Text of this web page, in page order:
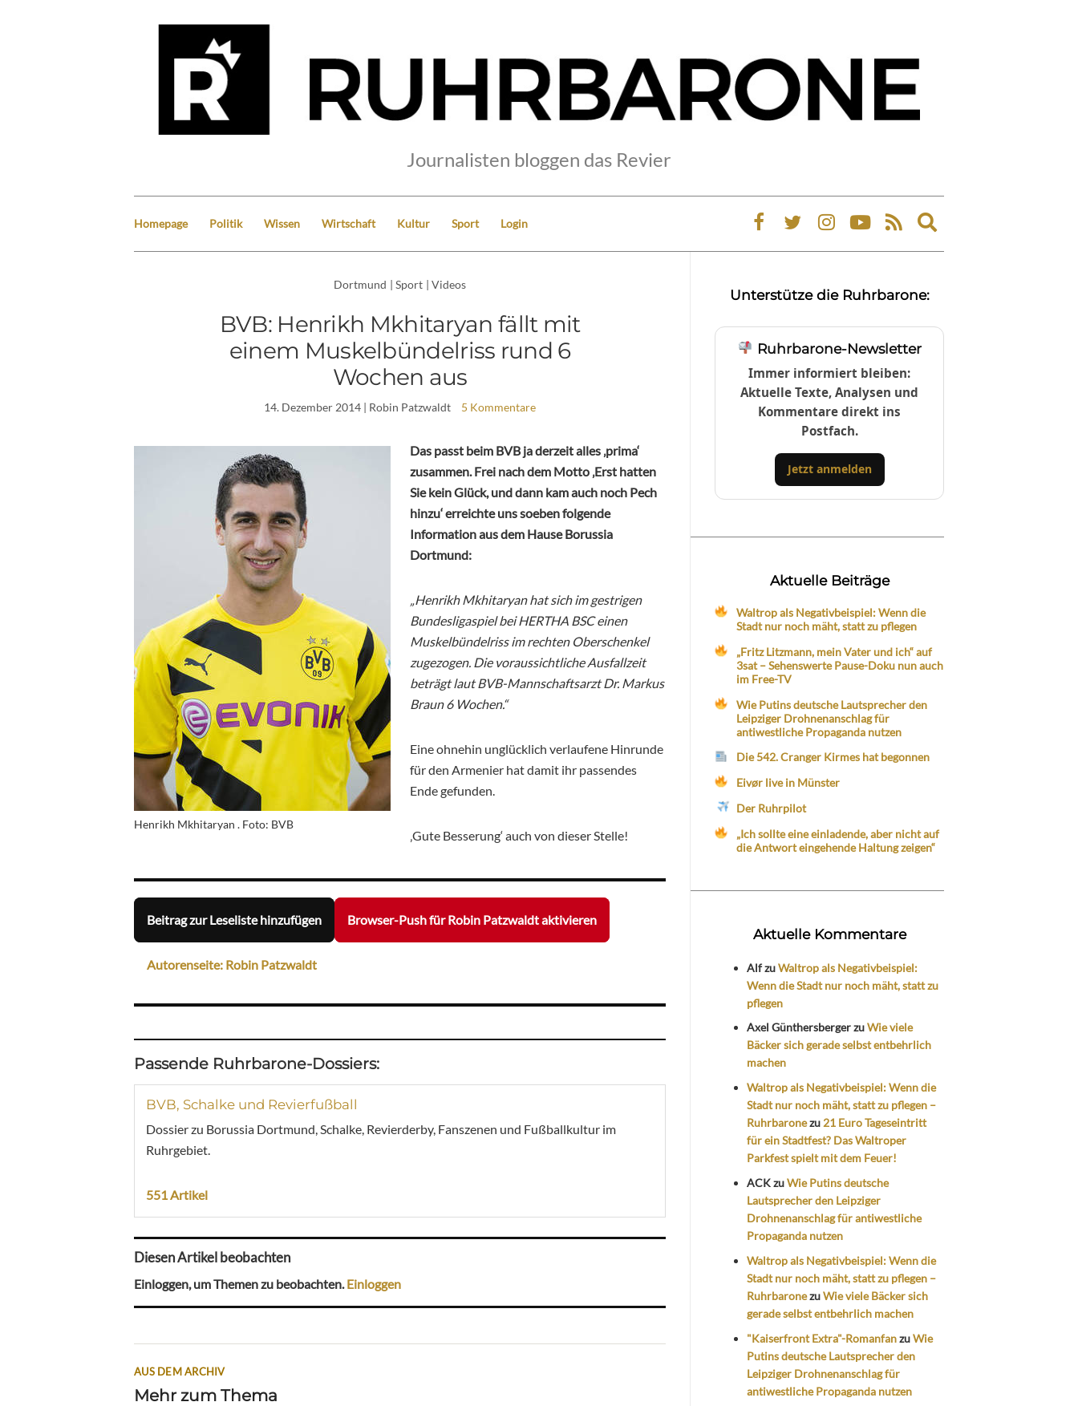
Journalisten bloggen das Revier
Homepage Politik Wissen Wirtschaft Kultur Sport Login
Expand
search
Dortmund | Sport | Videos
BVB: Henrikh Mkhitaryan fällt mit
einem Muskelbündelriss rund 6
Wochen aus
14. Dezember 2014 | Robin Patzwaldt 5 Kommentare
Henrikh Mkhitaryan . Foto: BVB
Das passt beim BVB ja derzeit alles ‚prima‘
zusammen. Frei nach dem Motto ‚Erst hatten
Sie kein Glück, und dann kam auch noch Pech
hinzu‘ erreichte uns soeben folgende
Information aus dem Hause Borussia
Dortmund:
„Henrikh Mkhitaryan hat sich im gestrigen
Bundesligaspiel bei HERTHA BSC einen
Muskelbündelriss im rechten Oberschenkel
zugezogen. Die voraussichtliche Ausfallzeit
beträgt laut BVB-Mannschaftsarzt Dr. Markus
Braun 6 Wochen.“
Eine ohnehin unglücklich verlaufene Hinrunde
für den Armenier hat damit ihr passendes
Ende gefunden.
‚Gute Besserung‘ auch von dieser Stelle!
Beitrag zur Leseliste hinzufügen Browser-Push für Robin Patzwaldt aktivieren
Autorenseite: Robin Patzwaldt
Passende Ruhrbarone-Dossiers:
BVB, Schalke und Revierfußball
Dossier zu Borussia Dortmund, Schalke, Revierderby, Fanszenen und Fußballkultur im
Ruhrgebiet.
551 Artikel
Diesen Artikel beobachten
Einloggen, um Themen zu beobachten.Einloggen
AUS DEM ARCHIV
Mehr zum Thema
Unterstütze die Ruhrbarone:
Ruhrbarone-Newsletter
Immer informiert bleiben:
Aktuelle Texte, Analysen und
Kommentare direkt ins
Postfach.
Jetzt anmelden
Aktuelle Beiträge
Waltrop als Negativbeispiel: Wenn die
Stadt nur noch mäht, statt zu pflegen
„Fritz Litzmann, mein Vater und ich“ auf
3sat – Sehenswerte Pause-Doku nun auch
im Free-TV
Wie Putins deutsche Lautsprecher den
Leipziger Drohnenanschlag für
antiwestliche Propaganda nutzen
Die 542. Cranger Kirmes hat begonnen
Eivør live in Münster
Der Ruhrpilot
„Ich sollte eine einladende, aber nicht auf
die Antwort eingehende Haltung zeigen“
Aktuelle Kommentare
AlfzuWaltrop als Negativbeispiel:
Wenn die Stadt nur noch mäht, statt zu
pflegen
Axel GünthersbergerzuWie viele
Bäcker sich gerade selbst entbehrlich
machen
Waltrop als Negativbeispiel: Wenn die
Stadt nur noch mäht, statt zu pflegen –
Ruhrbaronezu 21 Euro Tageseintritt
für ein Stadtfest? Das Waltroper
Parkfest spielt mit dem Feuer!
ACKzuWie Putins deutsche
Lautsprecher den Leipziger
Drohnenanschlag für antiwestliche
Propaganda nutzen
Waltrop als Negativbeispiel: Wenn die
Stadt nur noch mäht, statt zu pflegen –
RuhrbaronezuWie viele Bäcker sich
gerade selbst entbehrlich machen
"Kaiserfront Extra"-RomanfanzuWie
Putins deutsche Lautsprecher den
Leipziger Drohnenanschlag für
antiwestliche Propaganda nutzen